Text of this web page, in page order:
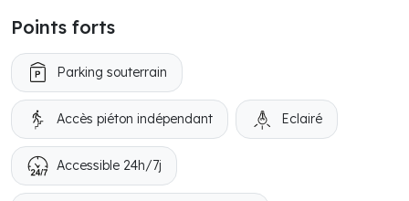
Points forts
Parking souterrain
Accès piéton indépendant Eclairé
Accessible 24h/7j